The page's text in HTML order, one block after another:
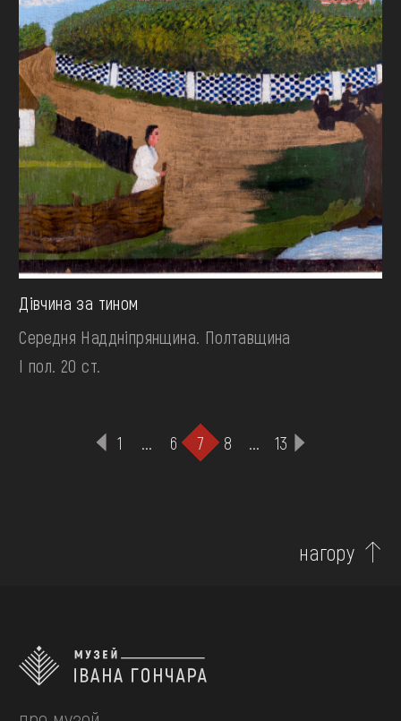
Дівчина за тином
Середня Наддніпрянщина. Полтавщина
І пол. 20 ст.
1 ... 6 7 8 ... 13
нагору